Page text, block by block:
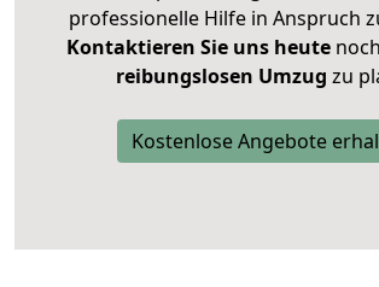
professionelle Hilfe in Anspruch
Kontaktieren Sie uns heute
reibungslosen Umzug zu
Kostenlose Angebote